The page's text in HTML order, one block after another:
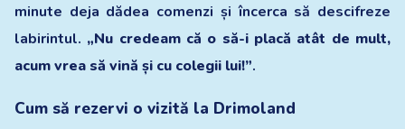
minute deja dădea comenzi și încerca să descifreze
labirintul. „Nu credeam că o să-i placă atât de mult,
acum vrea să vină și cu colegii lui!”.
Cum să rezervi o vizită la Drimoland